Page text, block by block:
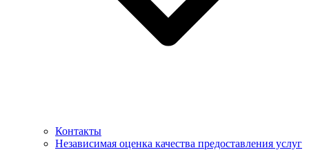
Контакты
Независимая оценка качества предоставления услуг